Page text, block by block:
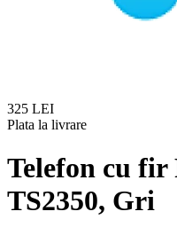
325 LEI
Plata la livrare
Telefon cu fir
TS2350, Gri